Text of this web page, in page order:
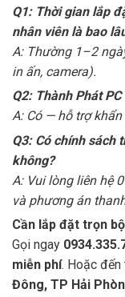
Q1: Thời gian lắp
nhân viên là bao
A: Thường 1–2
in ấn, camera).
Q2: Thành Phát
A: Có — hỗ trợ
Q3: Có chính sách
không?
A: Vui lòng liên hệ
và phương án
Cần lắp đặt trọn
Gọi ngay
miễn phí. Hoặc đến
Đông, TP Hải